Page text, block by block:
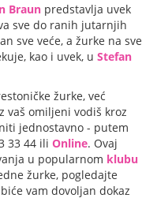
Braun predstavlja uvek
sve do ranih jutarnjih
sve veće, a žurke na sve
kao i uvek, u Stefan
žurke, već
vaš omiljeni vodiš kroz
jednostavno - putem
33 44 ili Online. Ovaj
u popularnom klubu
žurke, pogledajte
vam dovoljan dokaz